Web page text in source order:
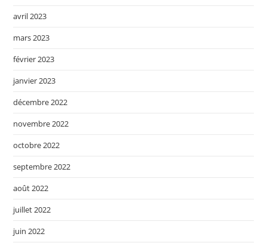
avril 2023
mars 2023
février 2023
janvier 2023
décembre 2022
novembre 2022
octobre 2022
septembre 2022
août 2022
juillet 2022
juin 2022